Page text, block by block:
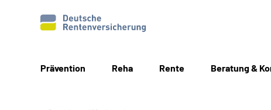
Prävention Reha Rente Beratung &